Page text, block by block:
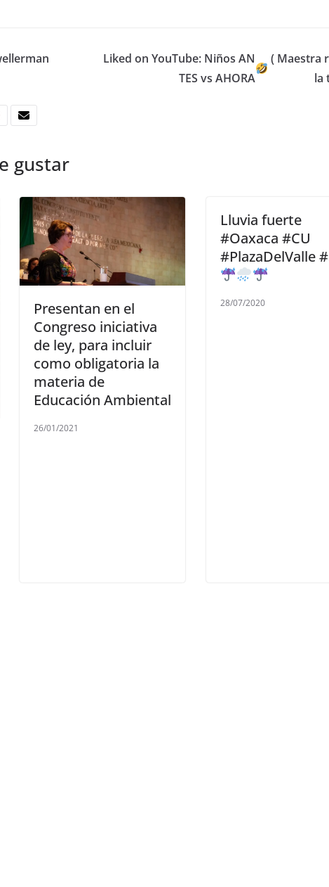
Liked on YouTube: Niños AN
TES vs AHORA
( Maestra
la
gustar
Presentan en el
Congreso iniciativa
de ley, para incluir
como obligatoria la
materia de
Educación Ambiental
26/01/2021
Lluvia fuerte
#Oaxaca #CU
#PlazaDelValle
28/07/2020